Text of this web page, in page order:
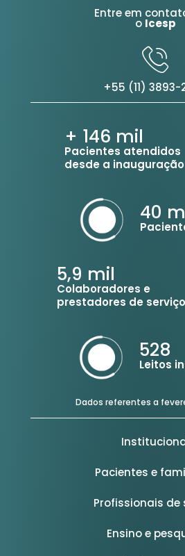
Entre em
o Icesp
+55 (11) 3893-
+ 146 mil
Pacientes atendidos
desde a inauguração
40
5,9 mil
Colaboradores e
prestadores de
528
Leitos
Dados referentes a
Pacientes e
Profissionais de
Ensino e